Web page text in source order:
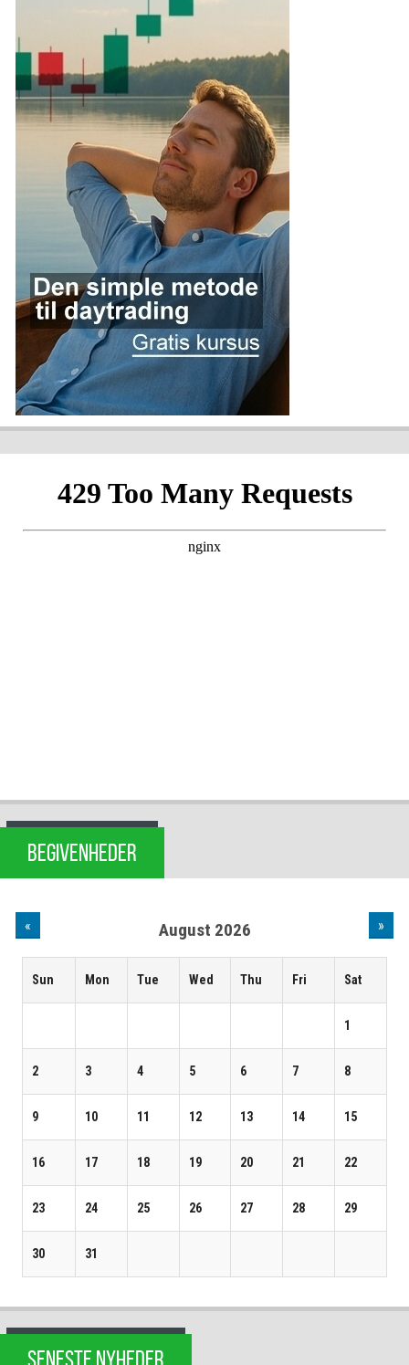
BEGIVENHEDER
« August 2026 »
Sun Mon Tue Wed Thu Fri Sat
1
2 3 4 5 6 7 8
9 10 11 12 13 14 15
16 17 18 19 20 21 22
23 24 25 26 27 28 29
30 31
SENESTE NYHEDER